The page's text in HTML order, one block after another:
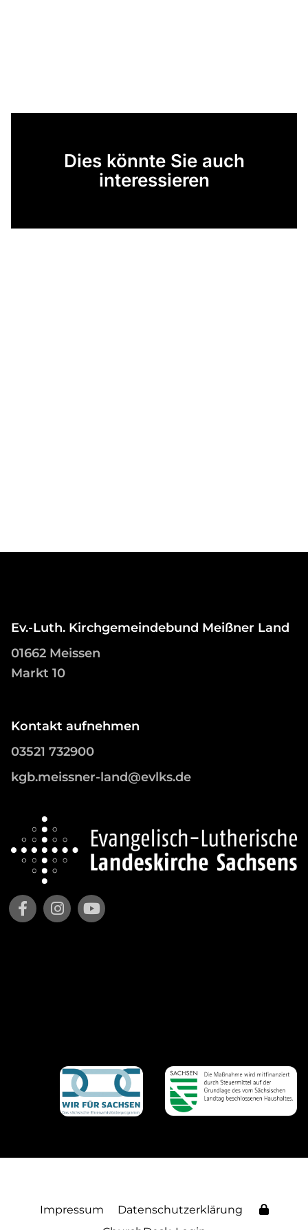
Dies könnte Sie auch
interessieren
Ev.-Luth. Kirchgemeindebund Meißner Land
01662 Meissen
Markt 10
Kontakt aufnehmen
03521 732900
kgb.meissner-land@evlks.de
Impressum
Datenschutzerklärung